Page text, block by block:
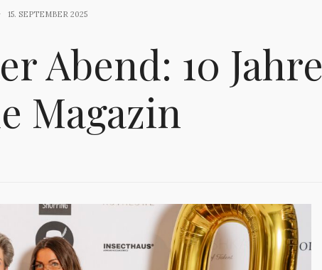
15. SEPTEMBER 2025
Abend: 10 Jahre
Magazin